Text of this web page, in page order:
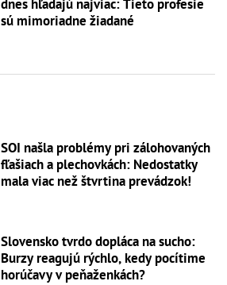
dnes hľadajú najviac: Tieto profesie
sú mimoriadne žiadané
SOI našla problémy pri zálohovaných
fľašiach a plechovkách: Nedostatky
mala viac než štvrtina prevádzok!
Slovensko tvrdo dopláca na sucho:
Burzy reagujú rýchlo, kedy pocítime
horúčavy v peňaženkách?